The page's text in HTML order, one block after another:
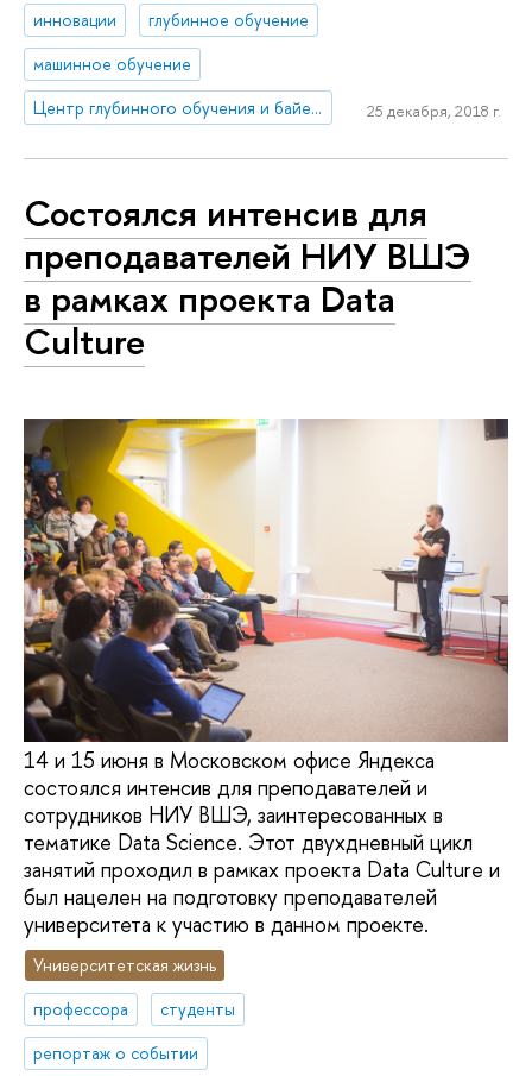
инновации
глубинное обучение
машинное обучение
Центр глубинного обучения и байесовских методов
25 декабря, 2018 г.
Состоялся интенсив для
преподавателей НИУ ВШЭ
в рамках проекта Data
Culture
14 и 15 июня в Московском офисе Яндекса
состоялся интенсив для преподавателей и
сотрудников НИУ ВШЭ, заинтересованных в
тематике Data Science. Этот двухдневный цикл
занятий проходил в рамках проекта Data Culture и
был нацелен на подготовку преподавателей
университета к участию в данном проекте.
Университетская жизнь
профессора
студенты
репортаж о событии